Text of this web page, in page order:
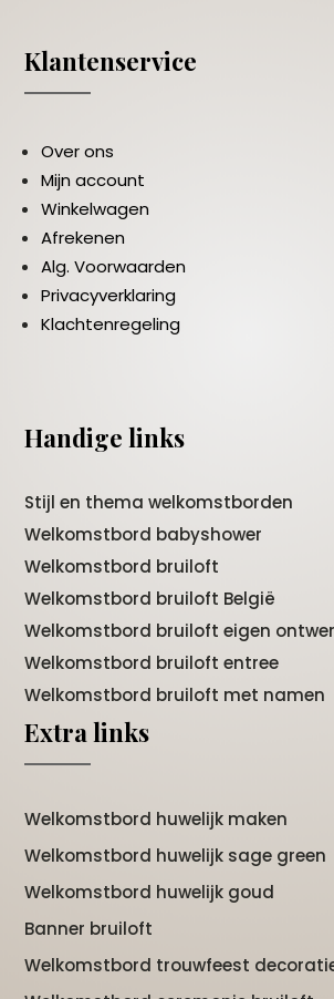
Klantenservice
Over ons
Mijn account
Winkelwagen
Afrekenen
Alg. Voorwaarden
Privacyverklaring
Klachtenregeling
Handige links
Stijl en thema welkomstborden
Welkomstbord babyshower
Welkomstbord bruiloft
Welkomstbord bruiloft België
Welkomstbord bruiloft eigen
Welkomstbord bruiloft entree
Welkomstbord bruiloft met namen
Extra links
Welkomstbord huwelijk maken
Welkomstbord huwelijk sage green
Welkomstbord huwelijk goud
Banner bruiloft
Welkomstbord trouwfeest